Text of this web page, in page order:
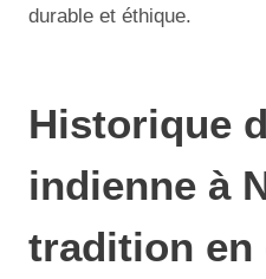
durable et éthique.
Historique
indienne à
tradition en